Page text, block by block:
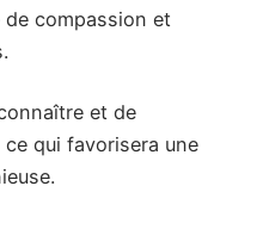
compassion et
et de
qui favorisera une